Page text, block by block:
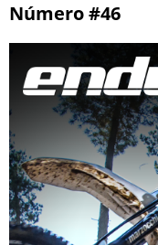
Número #46